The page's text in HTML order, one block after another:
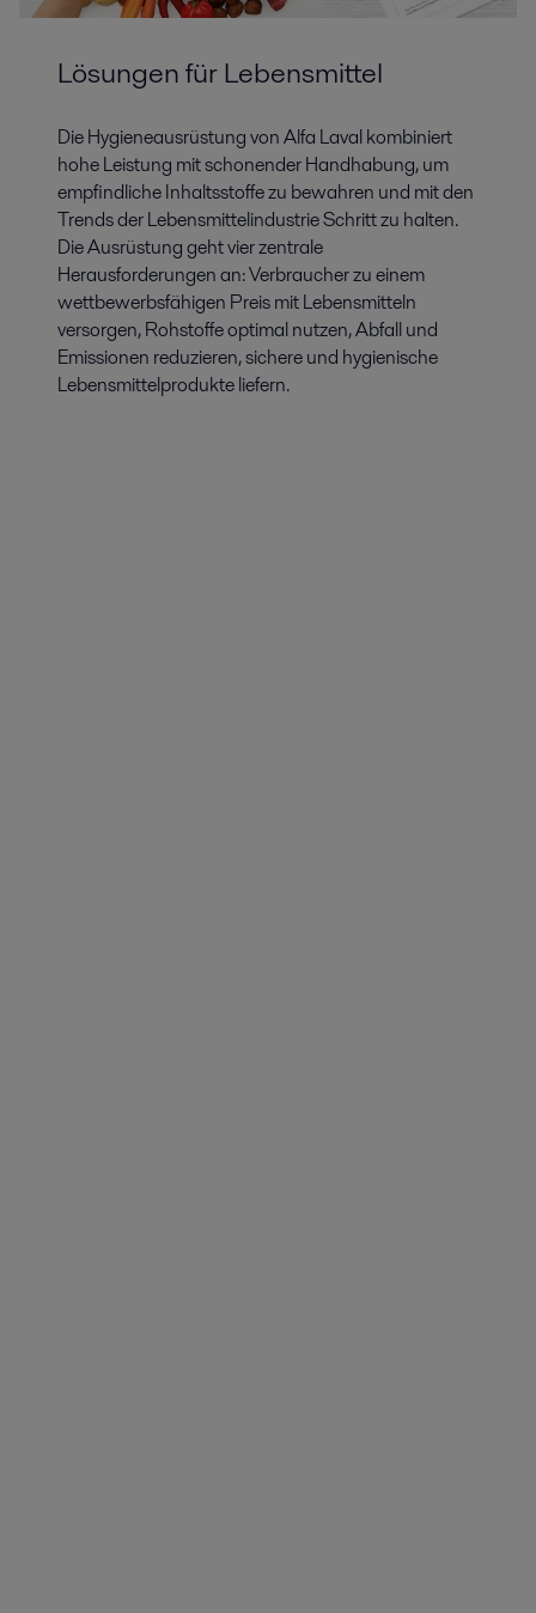
Lösungen für Lebensmittel
Die Hygieneausrüstung von Alfa Laval kombiniert
hohe Leistung mit schonender Handhabung, um
empfindliche Inhaltsstoffe zu bewahren und mit den
Trends der Lebensmittelindustrie Schritt zu halten.
Die Ausrüstung geht vier zentrale
Herausforderungen an: Verbraucher zu einem
wettbewerbsfähigen Preis mit Lebensmitteln
versorgen, Rohstoffe optimal nutzen, Abfall und
Emissionen reduzieren, sichere und hygienische
Lebensmittelprodukte liefern.